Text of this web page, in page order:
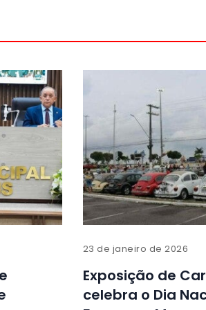
23 de janeiro de 2026
Exposição de
celebra o Dia